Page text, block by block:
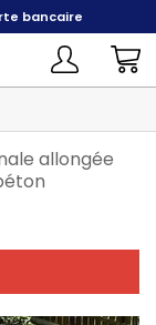
bancaire
allongée